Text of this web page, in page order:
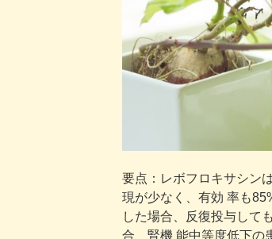
要点：レボフロキサシン
現が少なく、有効 率も
した場合、反復投与して
合、腎機 能中等度低下の